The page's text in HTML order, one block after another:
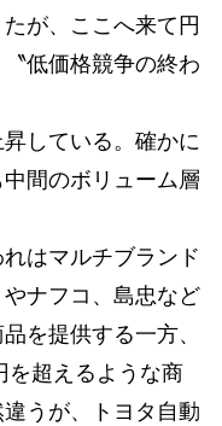
が、ここへ来て円
低価格競争の終わ
している。確かに
間のボリューム層
はマルチブランド
ナフコ、島忠など
を提供する一方、
を超えるような商
うが、トヨタ自動